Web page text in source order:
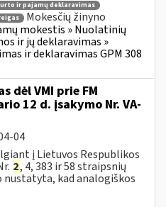
ir pajamų deklaravimas
Mokesčių žinyno
mokestis » Nuolatinių
ir jų deklaravimas »
ir deklaravimas GPM 308
dėl VMI prie FM
12 d. įsakymo Nr. VA-
04
į Lietuvos Respublikos
2, 4, 383 ir 58 straipsnių
kad analogiškos